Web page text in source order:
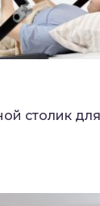
столик